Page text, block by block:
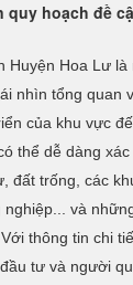
quy hoạch đề
Huyện Hoa Lư
nhìn tổng quan
của khu vực
thể dễ dàng
đất trống, các
nghiệp... và
thông tin chi
tư và người